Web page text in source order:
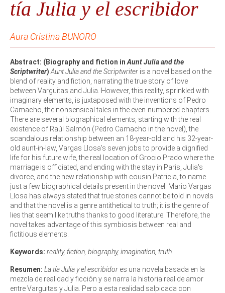
tía Julia y el escribidor
Aura Cristina BUNORO
Abstract: (Biography and fiction in Aunt Julia and the
Scriptwriter) Aunt Julia and the Scriptwriter is a novel based on the
blend of reality and fiction, narrating the true story of love
between Varguitas and Julia. However, this reality, sprinkled with
imaginary elements, is juxtaposed with the inventions of Pedro
Camacho, the nonsensical tales in the even-numbered chapters.
There are several biographical elements, starting with the real
existence of Raúl Salmón (Pedro Camacho in the novel), the
scandalous relationship between an 18-year-old and his 32-year-
old aunt-in-law, Vargas Llosa's seven jobs to provide a dignified
life for his future wife, the real location of Grocio Prado where the
marriage is officiated, and ending with the stay in Paris, Julia's
divorce, and the new relationship with cousin Patricia, to name
just a few biographical details present in the novel. Mario Vargas
Llosa has always stated that true stories cannot be told in novels
and that the novel is a genre antithetical to truth; it is the genre of
lies that seem like truths thanks to good literature. Therefore, the
novel takes advantage of this symbiosis between real and
fictitious elements.
Keywords: reality, fiction, biography, imagination, truth.
Resumen: La tía Julia y el escribidor es una novela basada en la
mezcla de realidad y ficción y se narra la historia real de amor
entre Varguitas y Julia. Pero a esta realidad salpicada con